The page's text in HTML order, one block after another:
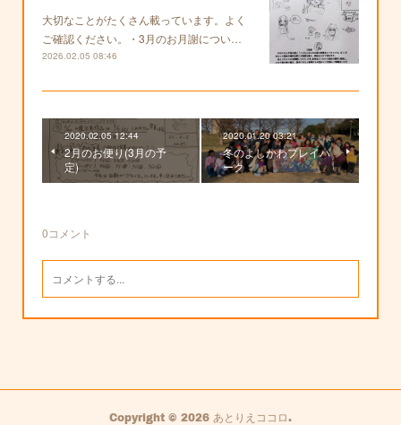
大切なことがたくさん載っています。よく
ご確認ください。・3月のお月謝につい…
2026.02.05 08:46
2020.02.05 12:44
2月のお便り(3月の予
定)
2020.01.20 03:21
冬のよしかわプレイパ
ーク
0コメント
Copyright © 2026 あとりえココロ.